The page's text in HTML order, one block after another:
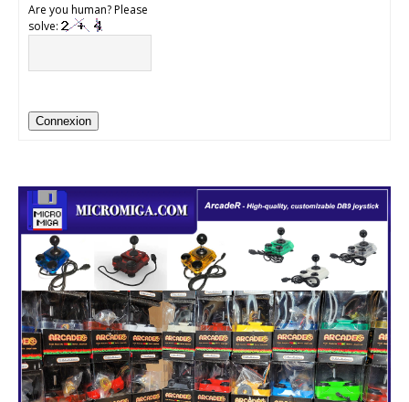
Are you human? Please
solve:
Connexion